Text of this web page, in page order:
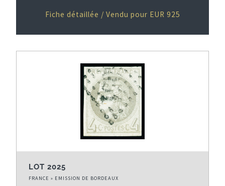
Fiche détaillée / Vendu pour EUR 925
LOT 2025
FRANCE » EMISSION DE BORDEAUX